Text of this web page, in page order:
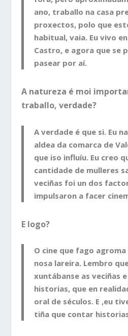
ano, traballo na casa
proxectos, polo que
habitual, vaia. Eu vivo
Castro, e agora que se
pasear por aí.
A natureza é moi
traballo, verdade?
A verdade é que si. Eu
aldea da comarca de
que iso influíu. Eu creo
cantidade de mulleres
veciñas foi un dos
impulsaron a facer
E logo?
O cine que fago
nosa lareira. Lembro
xuntábanse as veciñas
historias, que en
oral de séculos. E ,eu
tiña que contar